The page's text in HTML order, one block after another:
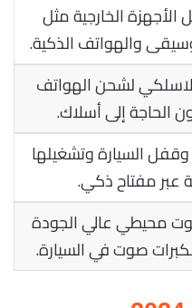
الأجهزة الخارجية مثل
والهواتف الذكية.
لشحن الهواتف
الحاجة إلى أسلاك.
وقفل السيارة وتشغيلها
عبر مفتاح ذكي.
محيطي عالي الجودة